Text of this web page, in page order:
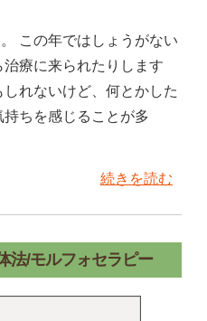
この年ではしょうがない
療に来られたりします
しれないけど、何とかした
ちを感じることが多
続きを読む
法/モルフォセラピー